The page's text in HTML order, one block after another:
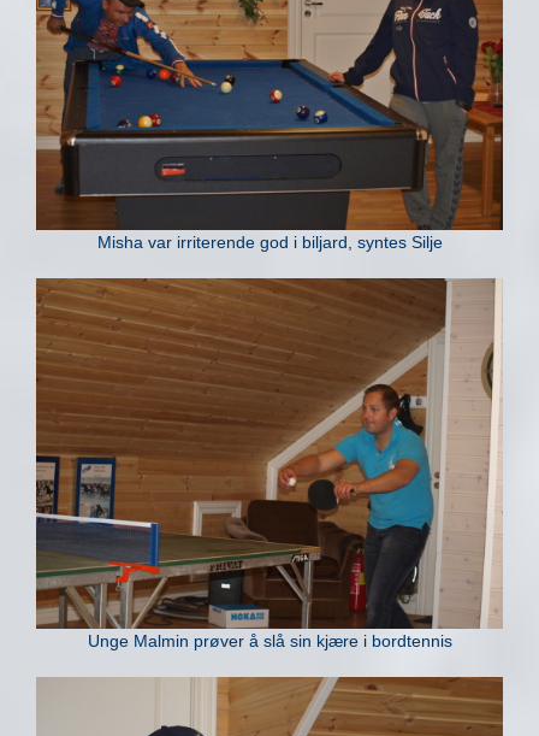
Misha var irriterende god i biljard, syntes Silje
Unge Malmin prøver å slå sin kjære i bordtennis